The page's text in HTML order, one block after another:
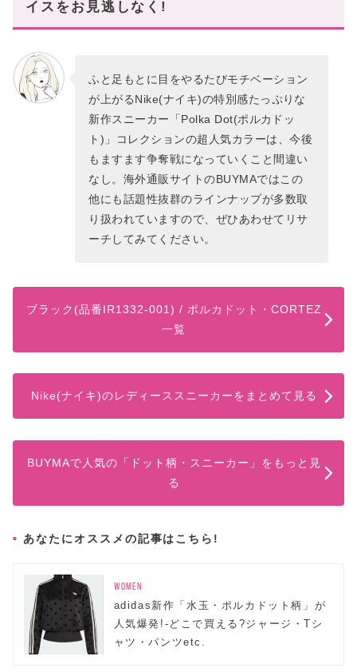
イスをお見逃しなく!
ふと足もとに目をやるたびモチベーション
が上がるNike(ナイキ)の特別感たっぷりな
新作スニーカー「Polka Dot(ポルカドッ
ト)」コレクションの超人気カラーは、今後
もますます争奪戦になっていくこと間違い
なし。海外通販サイトのBUYMAではこの
他にも話題性抜群のラインナップが多数取
り扱われていますので、ぜひあわせてリサ
ーチしてみてください。
ブラック(品番IR1332-001) / ポルカドット・CORTEZ
一覧
Nike(ナイキ)のレディーススニーカーをまとめて見る
BUYMAで人気の「ドット柄・スニーカー」をもっと見
る
あなたにオススメの記事はこちら!
WOMEN
adidas新作「水玉・ポルカドット柄」が
人気爆発!-どこで買える?ジャージ・Tシ
ャツ・パンツetc.